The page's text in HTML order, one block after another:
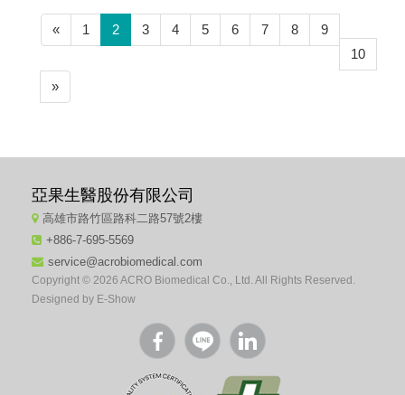
« 1 2(current)
3 4 5 6 7 8
9
10
»
亞果生醫股份有限公司
高雄市路竹區路科二路57號2樓
+886-7-695-5569
service@acrobiomedical.com
Copyright © 2026 ACRO Biomedical Co., Ltd. All Rights Reserved.
Designed by E-Show